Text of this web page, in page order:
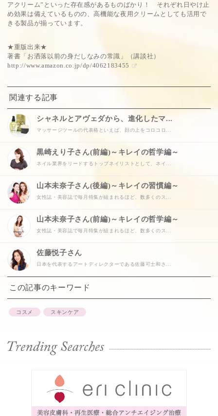
アクリーム”といった存在感があるものばかり！ それぞれ日やけ止
め効果は備えているものの、高機能な夜用クリームとしても活用で
きる製品が揃っています。
★重版出来★
著書「お洒落以前の身だしなみの常識」（講談社）
http://www.amazon.co.jp/dp/4062183455
関連する記事
シャネルとアヴェダから、進化したマ...
マッサージツールの代表格といえば、顔の上をコロコロ...
黒崎えり子さん(前編)～キレイの哲学編～
ネイル業界をリードするトップネイリストとして、ネイ...
山本未奈子さん(後編)～キレイの習慣編～
女性誌・美容誌で毎月特集が組まれるほど、数多くのス...
山本未奈子さん(前編)～キレイの哲学編～
女性誌・美容誌で毎月特集が組まれるほど、数多くのス...
佐藤悦子さん
日本を代表するアートディレクターである佐藤可士和さ...
この記事のキーワード
コスメ スキンケア